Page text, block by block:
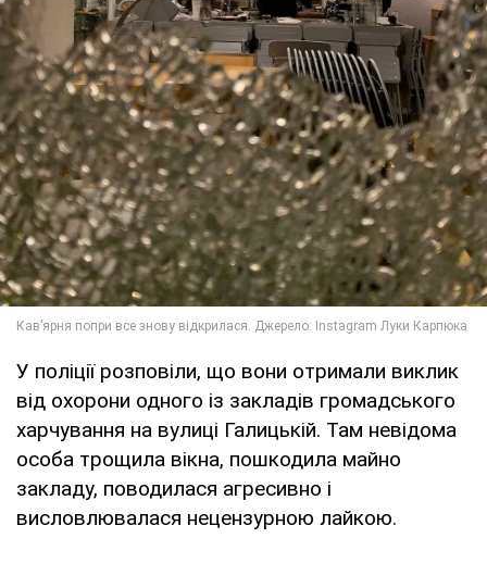
У поліції розповіли, що вони отримали виклик
від охорони одного із закладів громадського
харчування на вулиці Галицькій. Там невідома
особа трощила вікна, пошкодила майно
закладу, поводилася агресивно і
висловлювалася нецензурною лайкою.